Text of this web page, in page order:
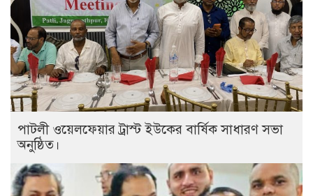
পাটলী ওয়েলফেয়ার ট্রাস্ট ইউকের বার্ষিক সাধারণ সভা
অনুষ্ঠিত।